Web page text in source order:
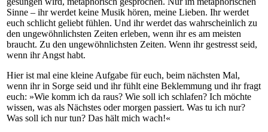
Sinne – ihr werdet keine Musik hören, meine Lieben. Ihr werdet
euch schlicht geliebt fühlen. Und ihr werdet das wahrscheinlich zu
den ungewöhnlichsten Zeiten erleben, wenn ihr es am meisten
braucht. Zu den ungewöhnlichsten Zeiten. Wenn ihr gestresst seid,
wenn ihr Angst habt.
Hier ist mal eine kleine Aufgabe für euch, beim nächsten Mal,
wenn ihr in Sorge seid und ihr fühlt eine Beklemmung und ihr fragt
euch: »Wie komm ich da raus? Wie soll ich schlafen? Ich möchte
wissen, was als Nächstes oder morgen passiert. Was tu ich nur?
Was soll ich nur tun? Das hält mich wach!«